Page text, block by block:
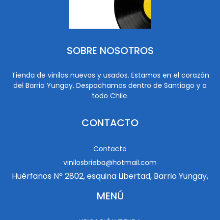
SOBRE NOSOTROS
Tienda de vinilos nuevos y usados. Estamos en el corazón
del Barrio Yungay. Despachamos dentro de Santiago y a
todo Chile.
CONTACTO
Contacto
vinilosbrieba@hotmail.com
Huérfanos Nº 2802, esquina Libertad, Barrio Yungay,
MENÚ